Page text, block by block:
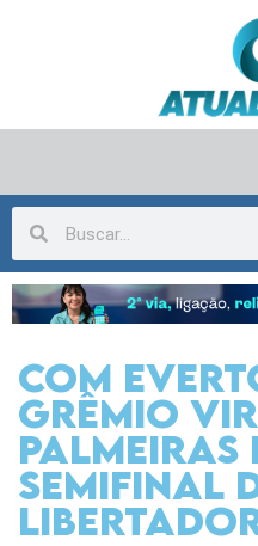
Com
Grêmio
Palmeiras
semifinal